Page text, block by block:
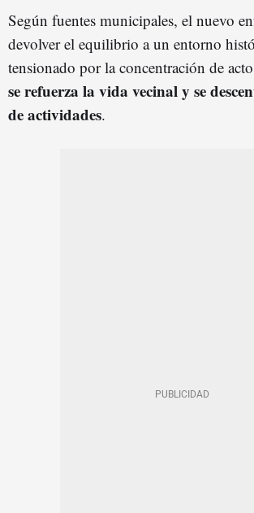
Según fuentes municipales, el nuevo
devolver el equilibrio a un entorno
tensionado por la concentración de
se refuerza la vida vecinal y se
de actividades.